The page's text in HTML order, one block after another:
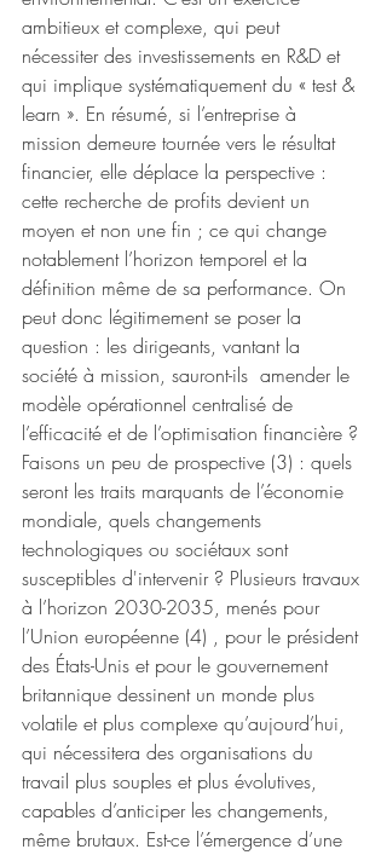
ambitieux et complexe, qui peut
nécessiter des investissements en R&D et
qui implique systématiquement du « test &
learn ». En résumé, si l’entreprise à
mission demeure tournée vers le résultat
financier, elle déplace la perspective :
cette recherche de profits devient un
moyen et non une fin ; ce qui change
notablement l’horizon temporel et la
définition même de sa performance. On
peut donc légitimement se poser la
question : les dirigeants, vantant la
société à mission, sauront-ils  amender le
modèle opérationnel centralisé de
l’efficacité et de l’optimisation financière ?
Faisons un peu de prospective (3) : quels
seront les traits marquants de l’économie
mondiale, quels changements
technologiques ou sociétaux sont
susceptibles d'intervenir ? Plusieurs travaux
à l’horizon 2030-2035, menés pour
l’Union européenne (4) , pour le président
des États-Unis et pour le gouvernement
britannique dessinent un monde plus
volatile et plus complexe qu’aujourd’hui,
qui nécessitera des organisations du
travail plus souples et plus évolutives,
capables d’anticiper les changements,
même brutaux. Est-ce l’émergence d’une